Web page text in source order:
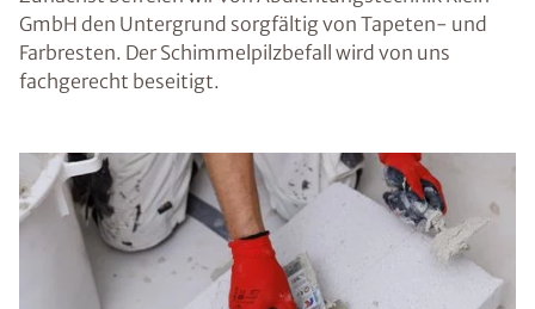
GmbH den Untergrund sorgfältig von Tapeten- und
Farbresten. Der Schimmelpilzbefall wird von uns
fachgerecht beseitigt.